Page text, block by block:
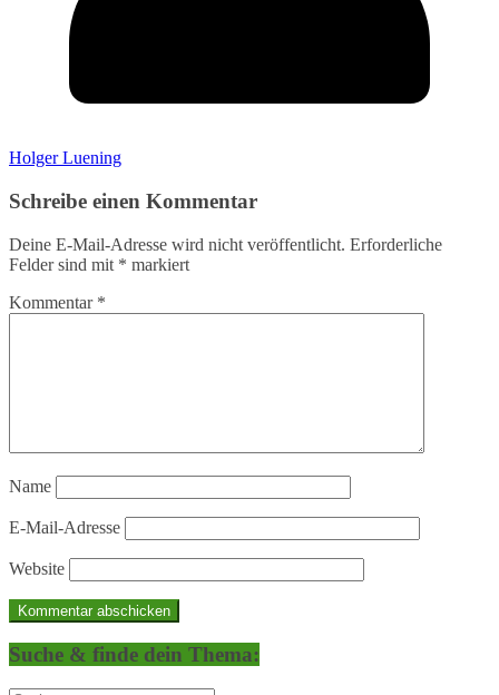
Holger Luening
Schreibe einen Kommentar
Deine E-Mail-Adresse wird nicht veröffentlicht. Erforderliche
Felder sind mit * markiert
Kommentar *
Name
E-Mail-Adresse
Website
Suche & finde dein Thema: